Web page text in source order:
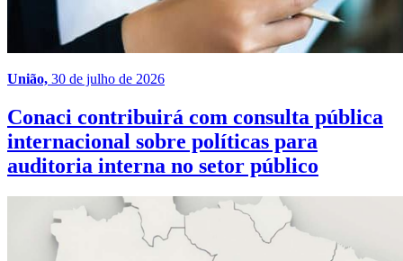
União, 30 de julho de 2026
Conaci contribuirá com consulta pública
internacional sobre políticas para
auditoria interna no setor público